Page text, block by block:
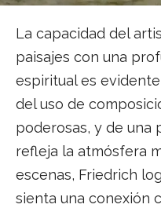
La capacidad del
paisajes con una
espiritual es
del uso de
poderosas, y de una
refleja la atmósfera
escenas, Friedrich
sienta una conexión